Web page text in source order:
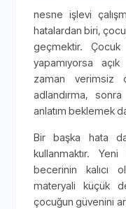
nesne işlevi
hatalardan biri,
geçmektir.
yapamıyorsa
zaman verimsiz
adlandırma,
anlatım beklemek
Bir başka hata
kullanmaktır.
becerinin kalıcı
materyali küçük
çocuğun güvenini